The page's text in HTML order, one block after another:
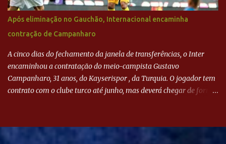
Após eliminação no Gauchão, Internacional encaminha
contração de Campanharo
A cinco dias do fechamento da janela de transferências, o Inter
encaminhou a contratação do meio-campista Gustavo
Campanharo, 31 anos, do Kayserispor , da Turquia. O jogador tem
contrato com o clube turco até junho, mas deverá chegar de forma
Evian, da França, Hellas Verona, da Itália, e Ludogorets, da
Bulgária. O último clube brasileiro foi a Chapecoense, em 2020.